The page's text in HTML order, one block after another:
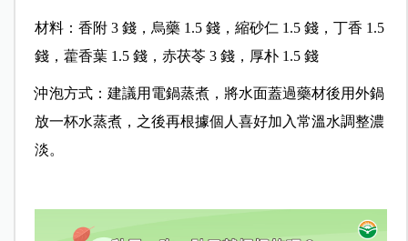
材料：香附 3 錢，烏藥 1.5 錢，縮砂仁 1.5 錢，丁香 1.5
錢，藿香葉 1.5 錢，赤茯苓 3 錢，厚朴 1.5 錢
沖泡方式：建議用電鍋蒸煮，將水面蓋過藥材後用外鍋
放一杯水蒸煮，之後再根據個人喜好加入常溫水調整濃
淡。